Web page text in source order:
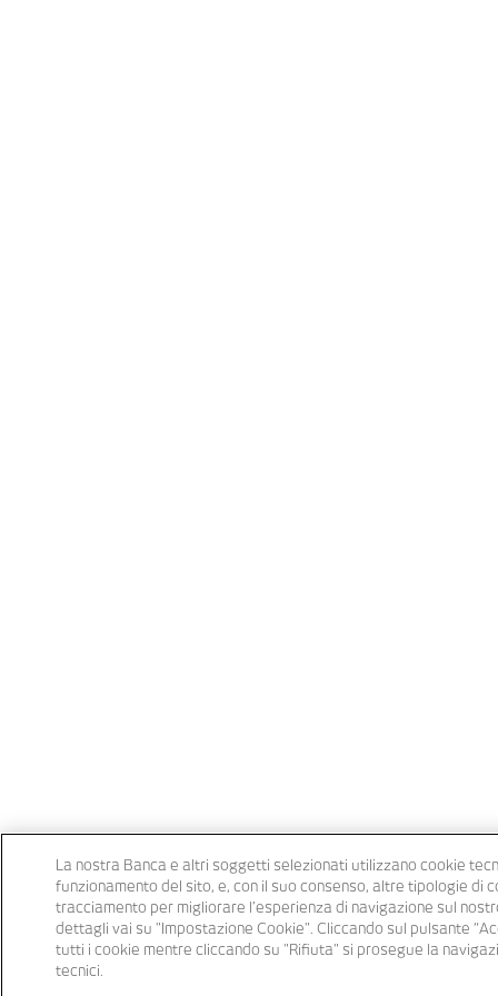
La nostra Banca e altri soggetti selezionati utilizzano cookie
funzionamento del sito, e, con il suo consenso, altre tipologie di
tracciamento per migliorare l’esperienza di navigazione sul
dettagli vai su "Impostazione Cookie". Cliccando sul pulsante
tutti i cookie mentre cliccando su "Rifiuta" si prosegue la
tecnici.